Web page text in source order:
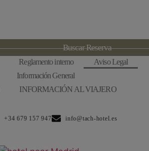
Buscar Reserva
Reglamento interno
Aviso Legal
Información General
INFORMACIÓN AL VIAJERO
+34 679 157 947 info@tach-hotel.es